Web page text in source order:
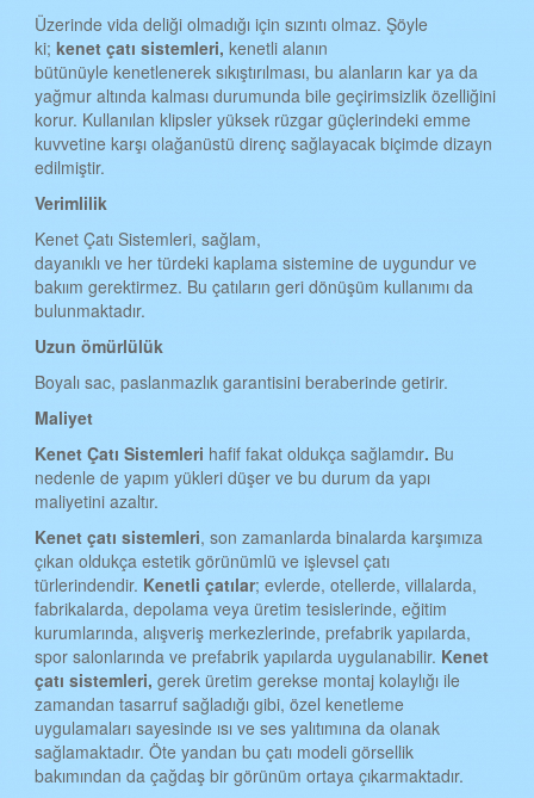
Üzerinde vida deliği olmadığı için sızıntı olmaz. Şöyle
ki;kenet çatı sistemleri,kenetli alanın
bütünüyle kenetlenerek sıkıştırılması, bu alanların kar ya da
yağmur altında kalması durumunda bile geçirimsizlik özelliğini
korur. Kullanılan klipsler yüksek rüzgar güçlerindeki emme
kuvvetine karşı olağanüstü direnç sağlayacak biçimde dizayn
edilmiştir.
Verimlilik
Kenet Çatı Sistemleri, sağlam,
dayanıklı ve her türdeki kaplama sistemine de uygundur ve
bakıım gerektirmez. Bu çatıların geri dönüşüm kullanımı da
bulunmaktadır.
Uzun ömürlülük
Boyalı sac, paslanmazlık garantisini beraberinde getirir.
Maliyet
Kenet Çatı Sistemleri hafif fakat oldukça sağlamdır. Bu
nedenle de yapım yükleri düşer ve bu durum da yapı
maliyetini azaltır.
Kenet çatı sistemleri, son zamanlarda binalarda karşımıza
çıkan oldukça estetik görünümlü ve işlevsel çatı
türlerindendir. Kenetli çatılar; evlerde, otellerde, villalarda,
fabrikalarda, depolama veya üretim tesislerinde, eğitim
kurumlarında, alışveriş merkezlerinde, prefabrik yapılarda,
spor salonlarında ve prefabrik yapılarda uygulanabilir. Kenet
çatı sistemleri,gerek üretim gerekse montaj kolaylığı ile
zamandan tasarruf sağladığı gibi, özel kenetleme
uygulamaları sayesinde ısı ve ses yalıtımına da olanak
sağlamaktadır. Öte yandan bu çatı modeli görsellik
bakımından da çağdaş bir görünüm ortaya çıkarmaktadır.